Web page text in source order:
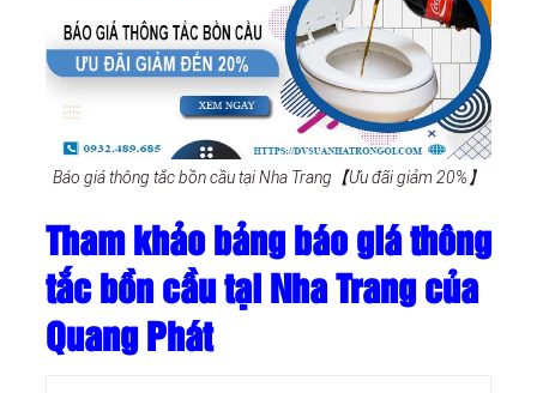
Báo giá thông tắc bồn cầu tại Nha Trang【Ưu đãi giảm 20%】
Tham khảo bảng báo giá thông
tắc bồn cầu tại Nha Trang của
Quang Phát